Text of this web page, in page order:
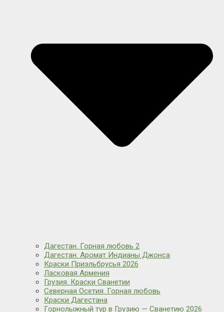
Дагестан. Горная любовь 2
Дагестан. Аромат Индианы Джонса
Краски Приэльбрусья 2026
Ласковая Армения
Грузия. Краски Сванетии
Северная Осетия. Горная любовь
Краски Дагестана
Горнолыжный тур в Грузию — Сванетию 2026